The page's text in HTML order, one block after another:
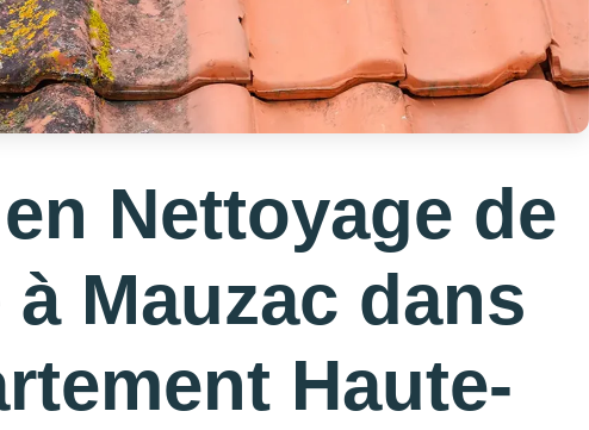
Nettoyage de
Mauzac dans
Haute-